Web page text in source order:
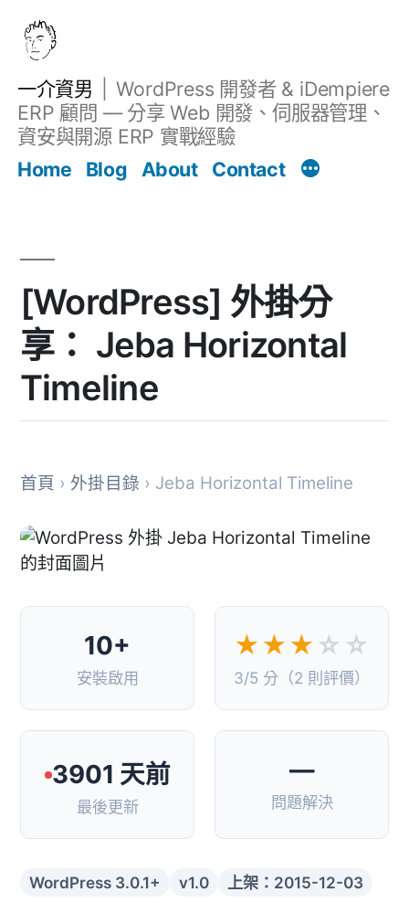
一介資男
WordPress 開發者 & iDempiere
ERP 顧問 — 分享 Web 開發、伺服器管理、
資安與開源 ERP 實戰經驗
Home
Blog About Contact
[WordPress] 外掛分
享： Jeba Horizontal
Timeline
首頁 › 外掛目錄 › Jeba Horizontal Timeline
10+
安裝啟用
★★★ ☆☆
3/5 分（2 則評價）
3901 天前
最後更新
—
問題解決
WordPress 3.0.1+ v1.0 上架：2015-12-03
文章